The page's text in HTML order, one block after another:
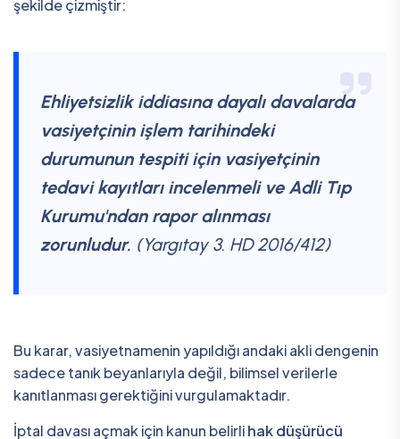
şekilde çizmiştir:
Ehliyetsizlik iddiasına dayalı davalarda
vasiyetçinin işlem tarihindeki
durumunun tespiti için vasiyetçinin
tedavi kayıtları incelenmeli ve Adli Tıp
Kurumu'ndan rapor alınması
zorunludur. (Yargıtay 3. HD 2016/412)
Bu karar, vasiyetnamenin yapıldığı andaki akli dengenin
sadece tanık beyanlarıyla değil, bilimsel verilerle
kanıtlanması gerektiğini vurgulamaktadır.
İptal davası açmak için kanun belirlihak düşürücü